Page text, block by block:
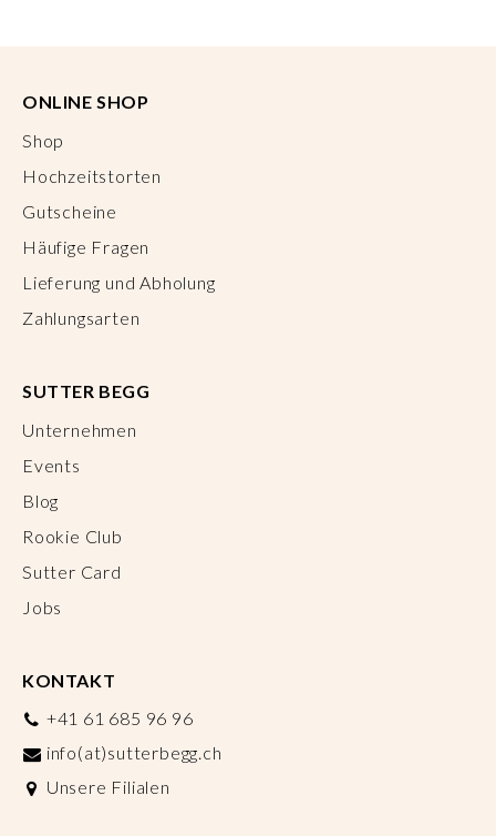
ONLINE SHOP
Shop
Hochzeitstorten
Gutscheine
Häufige Fragen
Lieferung und Abholung
Zahlungsarten
SUTTER BEGG
Unternehmen
Events
Blog
Rookie Club
Sutter Card
Jobs
KONTAKT
+41 61 685 96 96
info(at)sutterbegg.ch
Unsere Filialen